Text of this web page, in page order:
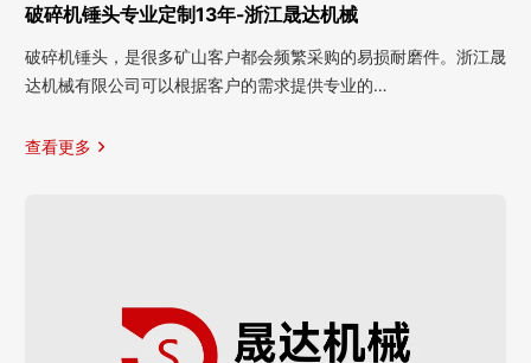
破碎机锤头专业定制13年-浙江晟达机械
破碎机锤头，是很多矿山客户都会频繁采购的易损耐磨件。浙江晟
达机械有限公司可以根据客户的需求提供专业的…
查看更多